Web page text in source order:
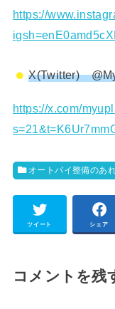
https://
X(Twitter)
https://x.com/
オートバイ整備のあ
ツイート シェア
コメントを残